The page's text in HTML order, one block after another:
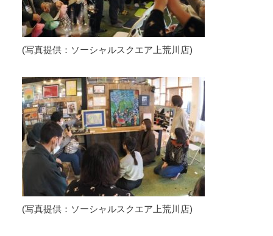
(写真提供：ソーシャルスクエア上荒川店)
(写真提供：ソーシャルスクエア上荒川店)